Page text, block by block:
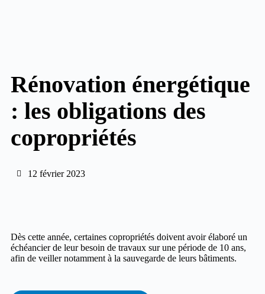
Rénovation énergétique
: les obligations des
copropriétés
12 février 2023
Dès cette année, certaines copropriétés doivent avoir élaboré un
échéancier de leur besoin de travaux sur une période de 10 ans,
afin de veiller notamment à la sauvegarde de leurs bâtiments.